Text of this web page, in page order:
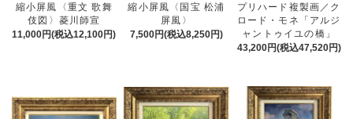
縮小屏風〈重文 歌舞
伎図〉菱川師宣
11,000円(税込12,100円)
縮小屏風〈国宝 松浦
屏風〉
7,500円(税込8,250円)
プリハード複製画／ク
ロード・モネ「アルジ
ャントゥイユの橋」
43,200円(税込47,520円)